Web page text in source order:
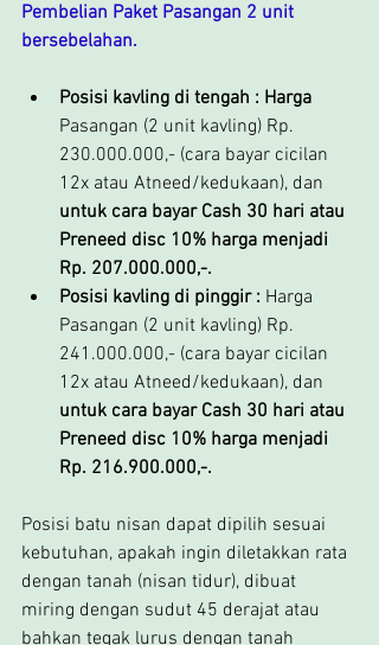
Pembelian Paket Pasangan 2 unit
bersebelahan.
Posisi kavling di tengah : Harga
Pasangan (2 unit kavling) Rp.
230.000.000,- (cara bayar cicilan
12x atau Atneed/kedukaan), dan
untuk cara bayar Cash 30 hari atau
Preneed disc 10% harga menjadi
Rp. 207.000.000,-.
Posisi kavling di pinggir : Harga
Pasangan (2 unit kavling) Rp.
241.000.000,- (cara bayar cicilan
12x atau Atneed/kedukaan), dan
untuk cara bayar Cash 30 hari atau
Preneed disc 10% harga menjadi
Rp. 216.900.000,-.
Posisi batu nisan dapat dipilih sesuai
kebutuhan, apakah ingin diletakkan rata
dengan tanah (nisan tidur), dibuat
miring dengan sudut 45 derajat atau
bahkan tegak lurus dengan tanah